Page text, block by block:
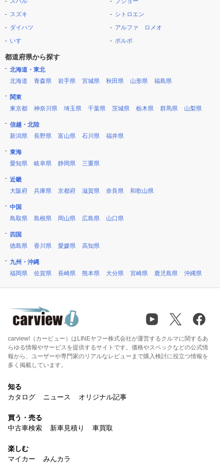
スズキ
ダイハツ
いすゞ
シトロエン
アルファ ロメオ
ボルボ
都道府県から探す
北海道・東北
北海道
青森県 岩手県 宮城県 秋田県 山形県 福島県
関東
東京都
神奈川県 埼玉県 千葉県 茨城県 栃木県 群馬県 山梨県
信越・北陸
新潟県
長野県 富山県 石川県 福井県
東海
愛知県
岐阜県 静岡県 三重県
近畿
大阪府
兵庫県 京都府 滋賀県 奈良県 和歌山県
中国
鳥取県
島根県 岡山県 広島県 山口県
四国
徳島県
香川県 愛媛県 高知県
九州・沖縄
福岡県
佐賀県 長崎県 熊本県 大分県 宮崎県 鹿児島県 沖縄県
carview!（カービュー）はLINEヤフー株式会社が運営するクルマに関するあ
らゆる情報やサービスを提供するサイトです。価格やスペックなどの公式情
報から、ユーザーや専門家のリアルなレビューまで購入検討に役立つ情報を
多く掲載しています。
知る
カタログ
ニュース オリジナル記事
買う・売る
中古車検索
新車見積り 車買取
楽しむ
マイカー
みんカラ